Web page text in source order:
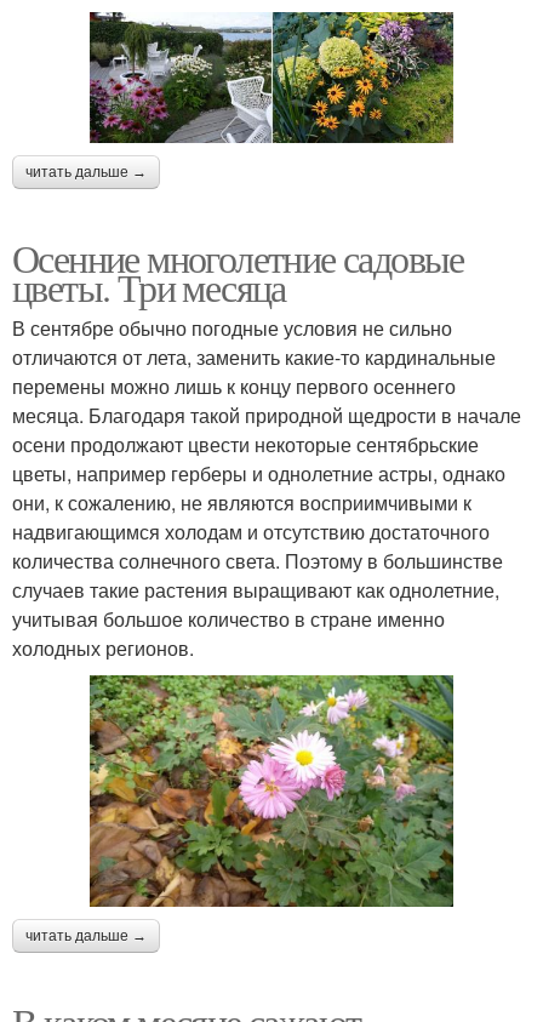
читать дальше →
Осенние многолетние садовые
цветы. Три месяца
В сентябре обычно погодные условия не сильно
отличаются от лета, заменить какие-то кардинальные
перемены можно лишь к концу первого осеннего
месяца. Благодаря такой природной щедрости в начале
осени продолжают цвести некоторые сентябрьские
цветы, например герберы и однолетние астры, однако
они, к сожалению, не являются восприимчивыми к
надвигающимся холодам и отсутствию достаточного
количества солнечного света. Поэтому в большинстве
случаев такие растения выращивают как однолетние,
учитывая большое количество в стране именно
холодных регионов.
читать дальше →